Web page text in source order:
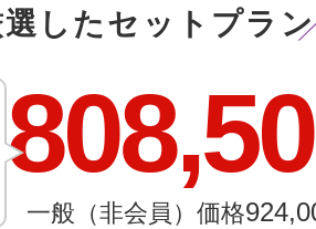
したセットプラン
一般（非会員）価格